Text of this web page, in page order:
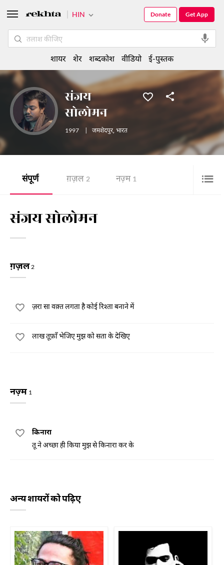
संजय
सोलोमन
1997 जमशेदपुर, भारत
संपूर्ण ग़ज़ल 2 नज़्म 1
संजय सोलोमन
ग़ज़ल2
ज़रा सा वक़्त लगता है कोई रिश्ता बनाने में
लाख तूफ़ाँ भेजिए मुझ को सता के देखिए
नज़्म 1
किनारा
तू ने अच्छा ही किया मुझ से किनारा कर के
अन्य शायरों को पढ़िए
HIN Get App
Donate
शायर शेर शब्दकोश वीडियो ई-पुस्तक